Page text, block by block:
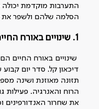
התערבות מוקדמת
הסלמה שלהם ולשפר את
1. שינויים באורח החיים וטיפול עצמי
שינויים באורח החיים
דיכאון קל. סדר יום
תזונה מאוזנת ושינה
הרוח והאנרגיה. פעילות
את שחרור האנדורפינים